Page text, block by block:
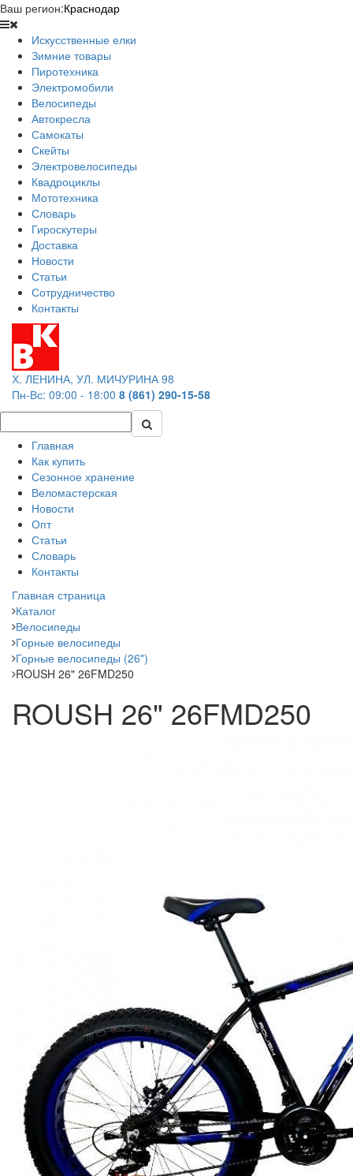
Ваш регион:Краснодар
Искусственные елки
Зимние товары
Пиротехника
Электромобили
Велосипеды
Автокресла
Самокаты
Скейты
Электровелосипеды
Квадроциклы
Мототехника
Словарь
Гироскутеры
Доставка
Новости
Статьи
Сотрудничество
Контакты
Х. ЛЕНИНА, УЛ. МИЧУРИНА 98
Пн-Вс: 09:00 - 18:00 8 (861) 290-15-58
Главная
Как купить
Сезонное хранение
Веломастерская
Новости
Опт
Статьи
Словарь
Контакты
Главная страница
Каталог
Велосипеды
Горные велосипеды
Горные велосипеды (26")
ROUSH 26" 26FMD250
ROUSH 26" 26FMD250